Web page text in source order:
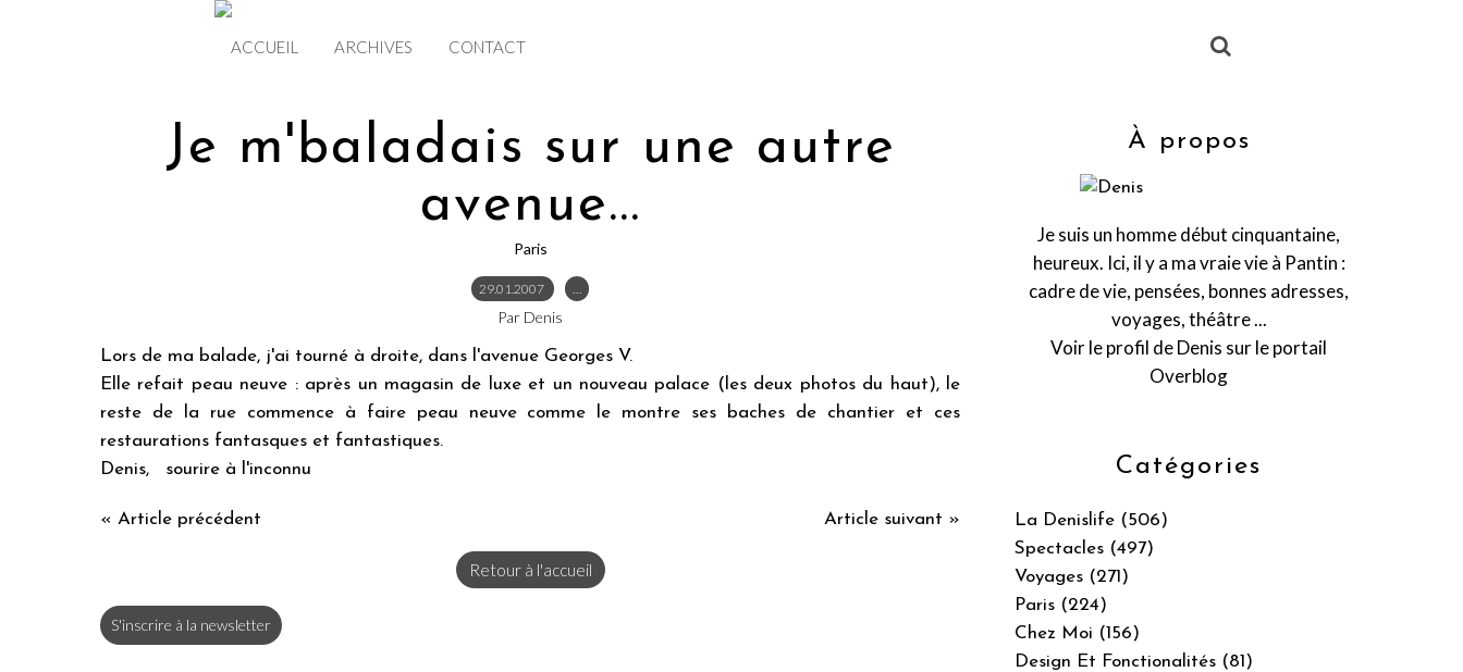
ACCUEIL ARCHIVES CONTACT
Je m'baladais sur une autre
avenue...
Paris
29.01.2007 …
Par Denis
Lors de ma balade, j'ai tourné à droite, dans l'avenue Georges V.
Elle refait peau neuve : après un magasin de luxe et un nouveau palace (les deux photos du haut), le
reste de la rue commence à faire peau neuve comme le montre ses baches de chantier et ces
restaurations fantasques et fantastiques.
Denis, sourire à l'inconnu
« Article précédent Article suivant »
Retour à l'accueil
S'inscrire à la newsletter
Catégories
La Denislife (506)
Spectacles (497)
Voyages (271)
Paris (224)
Chez Moi (156)
Design Et Fonctionalités (81)
À propos
Je suis un homme début cinquantaine,
heureux. Ici, il y a ma vraie vie à Pantin :
cadre de vie, pensées, bonnes adresses,
voyages, théâtre ...
Voir le profil deDenis sur le portail
Overblog